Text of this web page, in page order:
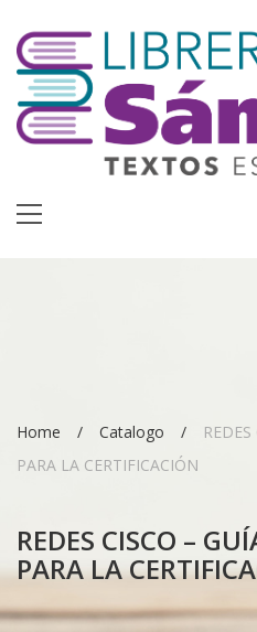
Home Catalogo
PARA LA CERTIFICACIÓN
REDES CISCO –
PARA LA